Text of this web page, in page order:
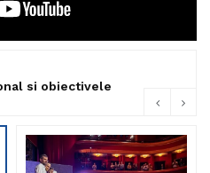
si obiectivele